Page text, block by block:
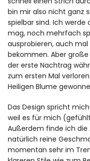
bin mir also nicht ganz
spielbar sind. Ich werde
mag, noch mehrfach
ausprobieren, auch mal
bekommen. Aber
der erste Nachtrag
zum ersten Mal
Heiligen Blume
Das Design spricht
weil es für mich
Außerdem finde ich die
natürlich reine
momentan sehr im